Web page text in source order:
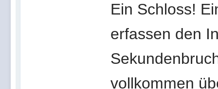
Ein Schloss!
erfassen den
vollkommen